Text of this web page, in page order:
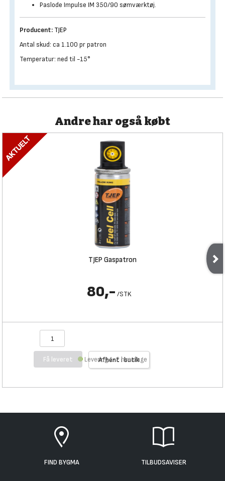
Paslode Impulse IM 350/90 sømværktøj.
Producent: TJEP
Antal skud: ca 1.100 pr patron
Temperatur: ned til -15°
Andre har også købt
TJEP Gaspatron
80,- /STK
Få leveret Afhent i butik
Levering 1-2 hverdage
FIND BYGMA TILBUDSAVISER